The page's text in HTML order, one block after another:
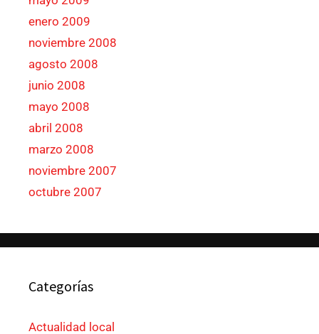
enero 2009
noviembre 2008
agosto 2008
junio 2008
mayo 2008
abril 2008
marzo 2008
noviembre 2007
octubre 2007
Categorías
Actualidad local